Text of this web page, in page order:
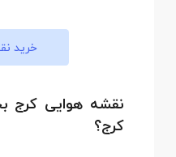
خرید
نقشه هوایی کرج
کرج؟